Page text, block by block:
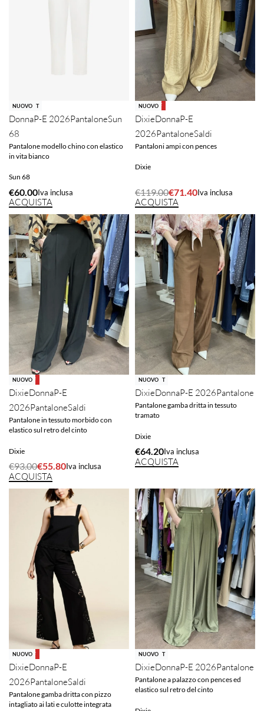
SOLD OUT
NUOVO
DonnaP-E 2026PantaloneSun
68
Pantalone modello chino con elastico
in vita bianco
Sun 68
€60.00Iva inclusa
ACQUISTA
-40% OFF
NUOVO
DixieDonnaP-E
2026PantaloneSaldi
Pantaloni ampi con pences
Dixie
€119.00€71.40Iva inclusa
ACQUISTA
-40% OFF
NUOVO
DixieDonnaP-E
2026PantaloneSaldi
Pantalone in tessuto morbido con
elastico sul retro del cinto
Dixie
€93.00€55.80Iva inclusa
ACQUISTA
SOLD OUT
NUOVO
DixieDonnaP-E 2026Pantalone
Pantalone gamba dritta in tessuto
tramato
Dixie
€64.20Iva inclusa
ACQUISTA
-40% OFF
NUOVO
DixieDonnaP-E
2026PantaloneSaldi
Pantalone gamba dritta con pizzo
intagliato ai lati e culotte integrata
SOLD OUT
NUOVO
DixieDonnaP-E 2026Pantalone
Pantalone a palazzo con pences ed
elastico sul retro del cinto